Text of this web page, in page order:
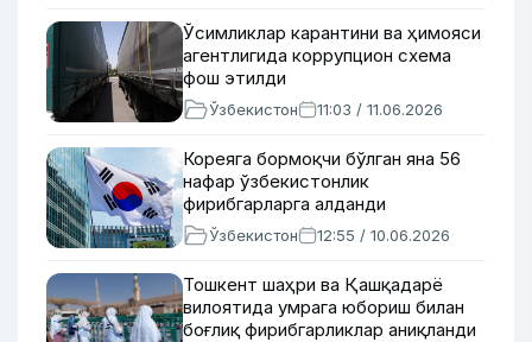
Ўсимликлар карантини ва ҳимояси
агентлигида коррупцион схема
фош этилди
Ўзбекистон 11:03 / 11.06.2026
Кореяга бормоқчи бўлган яна 56
нафар ўзбекистонлик
фирибгарларга алданди
Ўзбекистон 12:55 / 10.06.2026
Тошкент шаҳри ва Қашқадарё
вилоятида умрага юбориш билан
боғлиқ фирибгарликлар аниқланди